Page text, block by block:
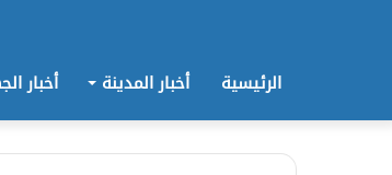
الرئيسية أخبار المدينة أخبار